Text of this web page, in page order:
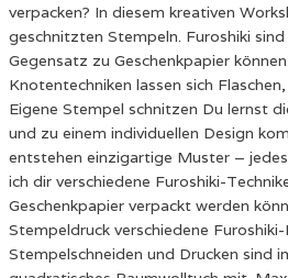
verpacken? In diesem kreativen
geschnitzten Stempeln. Furoshiki
Gegensatz zu Geschenkpapier
Knotentechniken lassen sich
Eigene Stempel schnitzen Du lernst
und zu einem individuellen Design
entstehen einzigartige Muster –
ich dir verschiedene Furoshiki-
Geschenkpapier verpackt werden
Stempeldruck verschiedene
Stempelschneiden und Drucken sind